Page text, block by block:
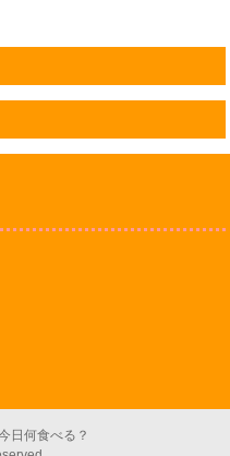
日何食べる？